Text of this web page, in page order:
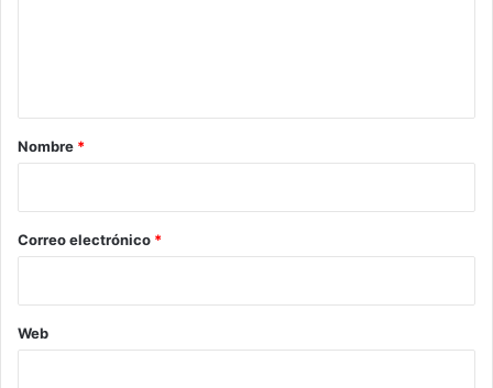
r
*
Nombre *
Correo electrónico *
Web